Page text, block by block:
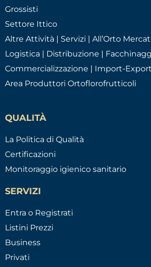
Grossisti
Settore Ittico
Altre Attività | Servizi | All’Orto
Logistica | Distribuzione |
Commercializzazione | Import-Export
Area Produttori Ortoflorofrutticoli
QUALITÀ
La Politica di Qualità
Certificazioni
Monitoraggio igienico sanitario
SERVIZI
Entra o Registrati
Listini Prezzi
Business
Privati